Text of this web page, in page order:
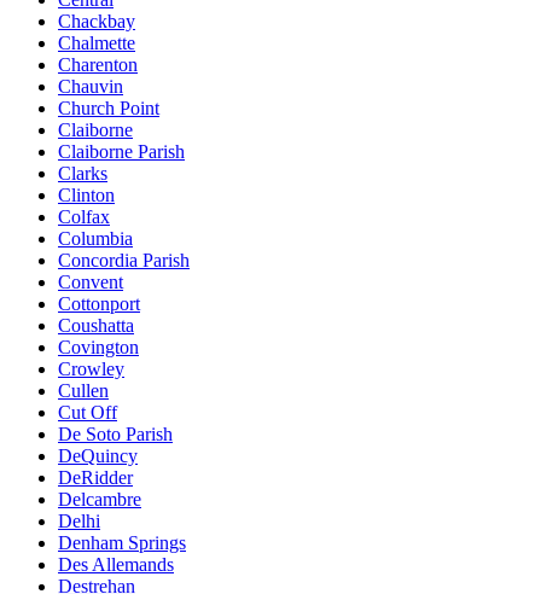
Chackbay
Chalmette
Charenton
Chauvin
Church Point
Claiborne
Claiborne Parish
Clarks
Clinton
Colfax
Columbia
Concordia Parish
Convent
Cottonport
Coushatta
Covington
Crowley
Cullen
Cut Off
De Soto Parish
DeQuincy
DeRidder
Delcambre
Delhi
Denham Springs
Des Allemands
Destrehan